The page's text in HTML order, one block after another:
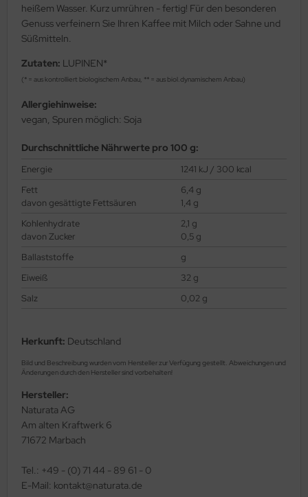
heißem Wasser. Kurz umrühren - fertig! Für den besonderen
Genuss verfeinern Sie Ihren Kaffee mit Milch oder Sahne und
Süßmitteln.
Zutaten: LUPINEN*
(* = aus kontrolliert biologischem Anbau, ** = aus biol.dynamischem Anbau)
Allergiehinweise:
vegan, Spuren möglich: Soja
Durchschnittliche Nährwerte pro 100 g:
Energie
1241 kJ / 300 kcal
Fett
davon gesättigte Fettsäuren
6,4 g
1,4 g
Kohlenhydrate
davon Zucker
2,1 g
0,5 g
Ballaststoffe
g
Eiweiß
32 g
Salz
0,02 g
Herkunft: Deutschland
Bild und Beschreibung wurden vom Hersteller zur Verfügung gestellt. Abweichungen und
Änderungen durch den Hersteller sind vorbehalten!
Hersteller:
Naturata AG
Am alten Kraftwerk 6
71672 Marbach
Tel.: +49 - (0) 71 44 - 89 61 - 0
E-Mail: kontakt@naturata.de